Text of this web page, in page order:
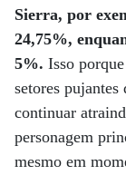
Sierra, por
24,75%,
5%. Isso
setores pujantes
continuar
personagem
mesmo em